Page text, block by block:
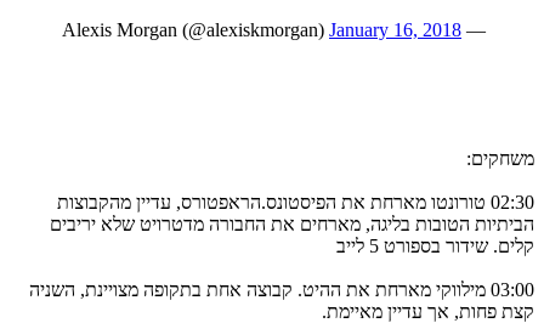
— Alexis Morgan (@alexiskmorgan)
January 16, 2018
משחקים:
02:30 טורונטו מארחת את הפיסטונס.הראפטורס, עדיין מהקבוצות
הביתיות הטובות בליגה, מארחים את החבורה מדטרויט שלא יריבים
קלים. שידור בספורט 5 לייב
03:00 מילווקי מארחת את ההיט. קבוצה אחת בתקופה מצויינת, השניה
קצת פחות, אך עדיין מאיימת.